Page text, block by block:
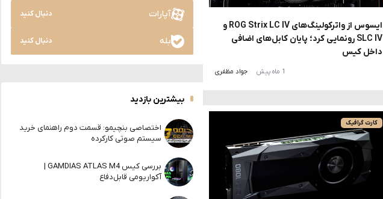
ایسوس از واترکولینگ‌های ROG Strix LC IV و
SLC IV رونمایی کرد؛ پایان کابل‌های اضافی
داخل کیس
1 ماه پیش جواد مظفری
کارت گرافیک
آپارات دنبال کنید
بله دنبال کنید
بیشترین بازدید
اختصاصی بنچیمو: قسمت دوم راهنمای خرید
سیستم صوتی کارکرده
بررسی کیس GAMDIAS ATLAS M4 |
آکواریومی قابل‌دفاع